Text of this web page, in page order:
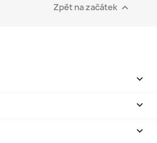
Zpět na začátek 


keyboard_arrow_down